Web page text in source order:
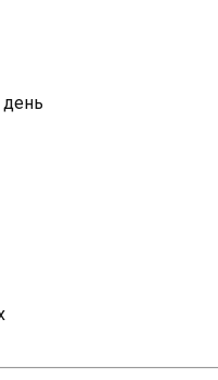
день